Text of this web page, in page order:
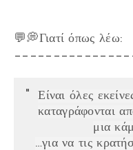
💬💭Γιατί όπως λέω:
Είναι όλες
καταγράφονται
μια
…για να τις